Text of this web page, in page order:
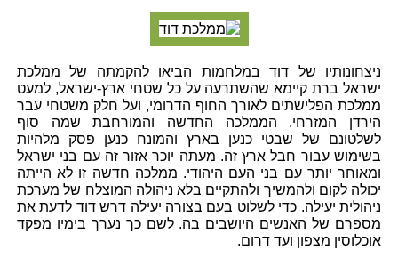
ניצחונותיו של דוד במלחמות הביאו להקמתה של ממלכת
ישראל ברת קיימא שהשתרעה על כל שטחי ארץ-ישראל, למעט
ממלכת הפלישתים לאורך החוף הדרומי, ועל חלק משטחי עבר
הירדן המזרחי. הממלכה החדשה והמורחבת שמה סוף
לשלטונם של שבטי כנען בארץ והמונח כנען פסק מלהיות
בשימוש עבור חבל ארץ זה. מעתה יוכר אזור זה עם בני ישראל
ומאוחר יותר עם בני העם היהודי. ממלכה חדשה זו לא הייתה
יכולה לקום ולהמשיך ולהתקיים בלא ניהולה המוצלח של מערכת
ניהולית יעילה. כדי לשלוט בעם בצורה יעילה דרש דוד לדעת את
מספרם של האנשים היושבים בה. לשם כך נערך בימיו מפקד
אוכלוסין מצפון ועד דרום.